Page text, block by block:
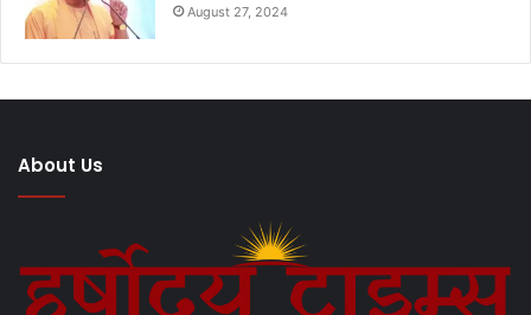
August 27, 2024
About Us